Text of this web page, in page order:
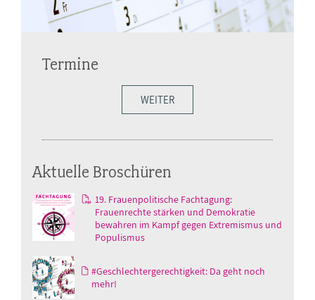
Termine
WEITER
Aktuelle Broschüren
19. Frauenpolitische Fachtagung:
Frauenrechte stärken und Demokratie
bewahren im Kampf gegen Extremismus und
Populismus
#Geschlechtergerechtigkeit: Da geht noch
mehr!